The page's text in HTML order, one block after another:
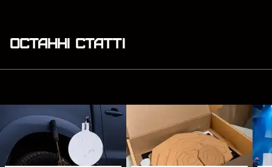
рветься, і результат стає нечитабельним.
Відповідність стандартам. Готуючись до
турніру, краще використовувати офіційні цілі
дисципліни, і тоді кожне заняття буде
максимально схожим на змагальні умови.
ОСТАННІ СТАТТІ